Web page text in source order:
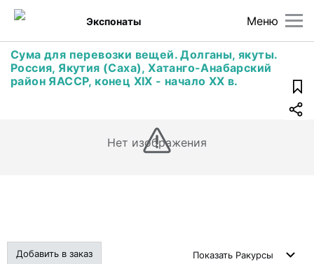
Меню
Экспонаты
Сума для перевозки вещей. Долганы, якуты.
Россия, Якутия (Саха), Хатанго-Анабарский
район ЯАССР, конец XIX - начало XX в.
Нет изображения
Добавить в заказ Показать Ракурсы